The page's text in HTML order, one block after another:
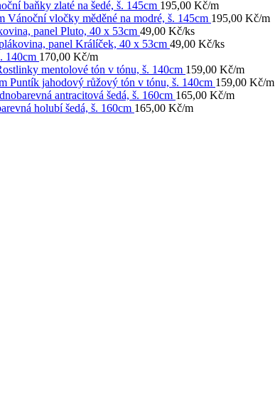
baňky zlaté na šedé, š. 145cm 195,00 Kč/m
Vánoční vločky měděné na modré, š. 145cm 195,00 Kč/m
panel Pluto, 40 x 53cm 49,00 Kč/ks
panel Králíček, 40 x 53cm 49,00 Kč/ks
140cm 170,00 Kč/m
mentolové tón v tónu, š. 140cm 159,00 Kč/m
Puntík jahodový růžový tón v tónu, š. 140cm 159,00 Kč/m
antracitová šedá, š. 160cm 165,00 Kč/m
holubí šedá, š. 160cm 165,00 Kč/m